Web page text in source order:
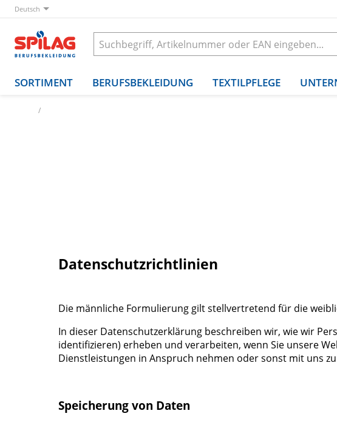
Deutsch
SORTIMENT BERUFSBEKLEIDUNG TEXTILPFLEGE
Datenschutzrichtlinien
Die männliche Formulierung gilt stellvertretend für die
In dieser Datenschutzerklärung beschreiben wir, wie wir
identifizieren) erheben und verarbeiten, wenn Sie unsere
Dienstleistungen in Anspruch nehmen oder sonst mit uns
Speicherung von Daten